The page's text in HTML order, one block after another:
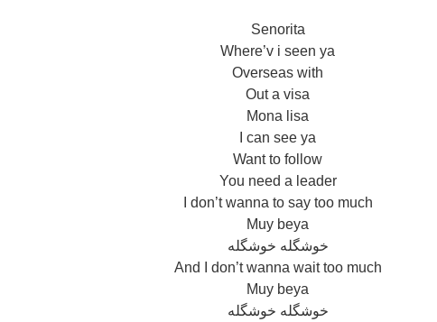
Senorita
Where’v i seen ya
Overseas with
Out a visa
Mona lisa
I can see ya
Want to follow
You need a leader
I don’t wanna to say too much
Muy beya
خوشگله خوشگله
And I don’t wanna wait too much
Muy beya
خوشگله خوشگله